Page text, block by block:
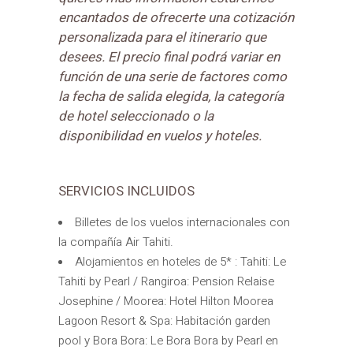
encantados de ofrecerte una cotización
personalizada para el itinerario que
desees. El precio final podrá variar en
función de una serie de factores como
la fecha de salida elegida, la categoría
de hotel seleccionado o la
disponibilidad en vuelos y hoteles.
SERVICIOS INCLUIDOS
Billetes de los vuelos internacionales con
la compañía Air Tahiti.
Alojamientos en hoteles de 5* : Tahiti: Le
Tahiti by Pearl / Rangiroa: Pension Relaise
Josephine / Moorea: Hotel Hilton Moorea
Lagoon Resort & Spa: Habitación garden
pool y Bora Bora: Le Bora Bora by Pearl en